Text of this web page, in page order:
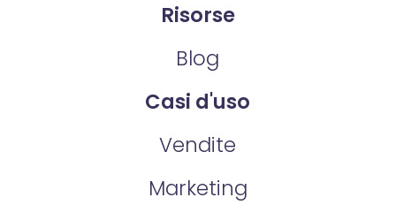
Risorse
Blog
Casi d'uso
Vendite
Marketing